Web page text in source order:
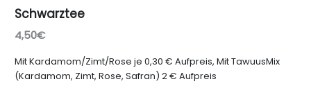
Schwarztee
4,50€
Mit Kardamom/Zimt/Rose je 0,30 € Aufpreis, Mit TawuusMix
(Kardamom, Zimt, Rose, Safran) 2 € Aufpreis